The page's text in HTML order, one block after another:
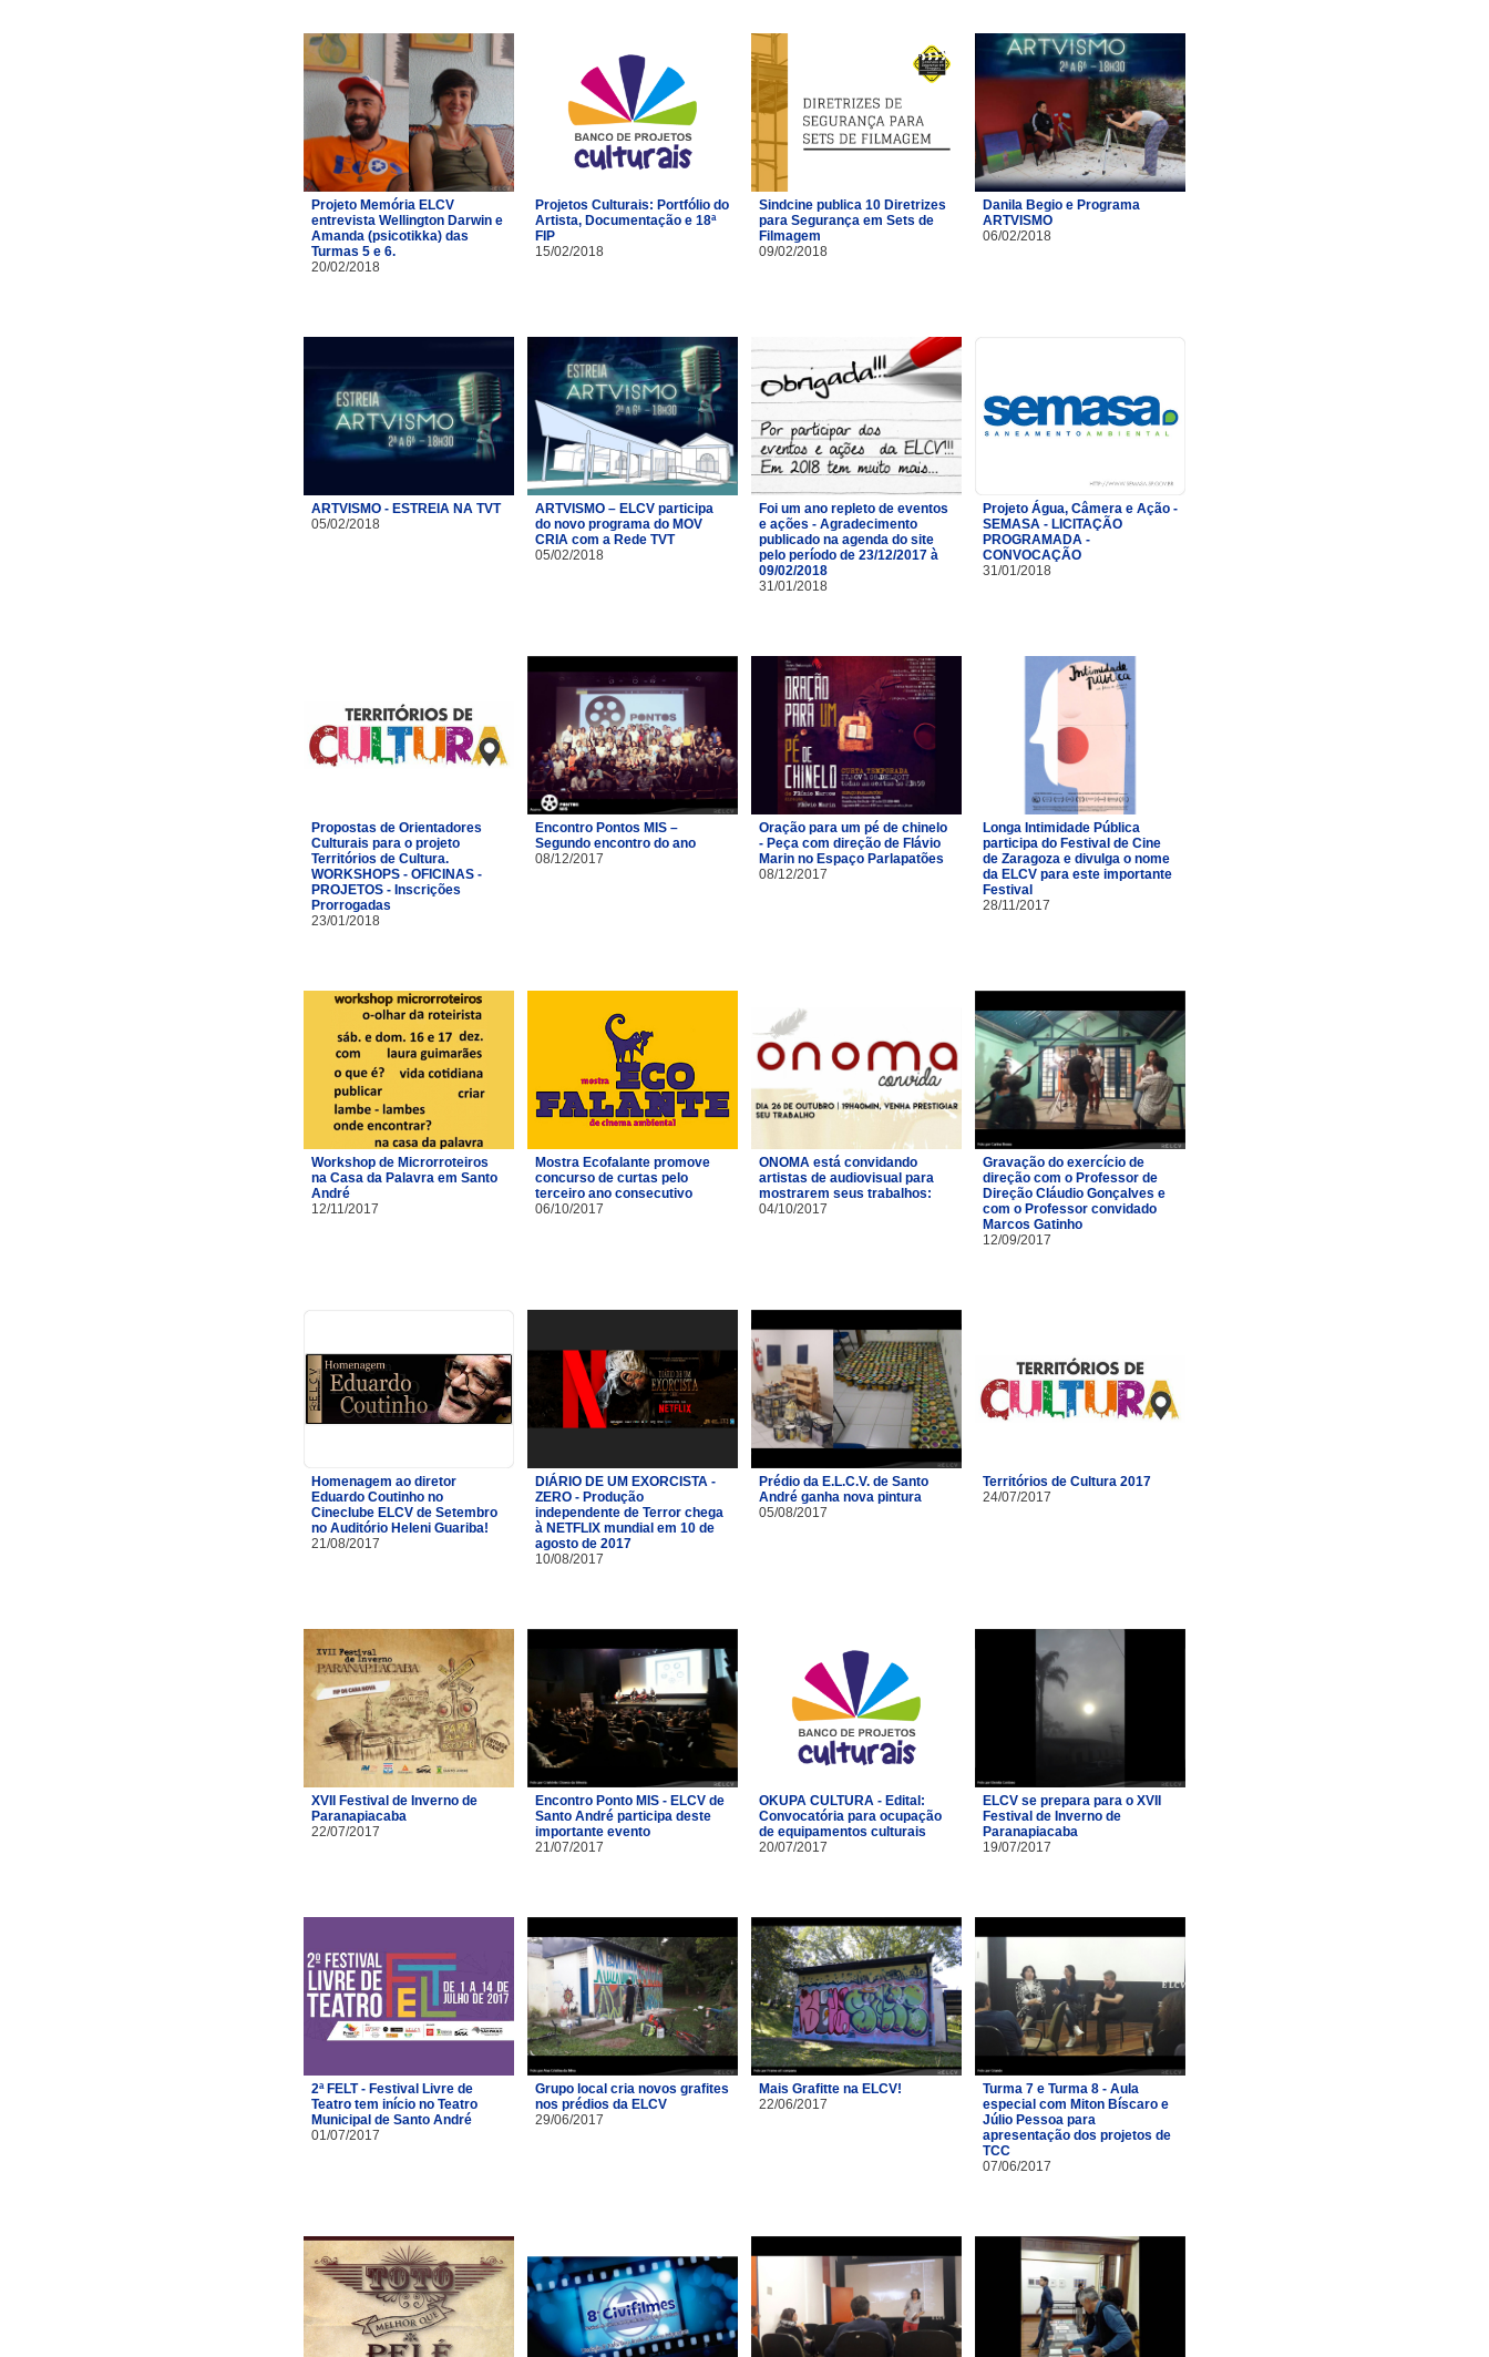
Projeto Memória ELCV
entrevista Wellington Darwin e
Amanda (psicotikka) das
Turmas 5 e 6.
20/02/2018
Projetos Culturais: Portfólio do
Artista, Documentação e 18ª
FIP
15/02/2018
Sindcine publica 10 Diretrizes
para Segurança em Sets de
Filmagem
09/02/2018
Danila Begio e Programa
ARTVISMO
06/02/2018
ARTVISMO - ESTREIA NA TVT
05/02/2018
ARTVISMO – ELCV participa
do novo programa do MOV
CRIA com a Rede TVT
05/02/2018
Foi um ano repleto de eventos
e ações - Agradecimento
publicado na agenda do site
pelo período de 23/12/2017 à
09/02/2018
31/01/2018
Projeto Água, Câmera e Ação -
SEMASA - LICITAÇÃO
PROGRAMADA -
CONVOCAÇÃO
31/01/2018
Propostas de Orientadores
Culturais para o projeto
Territórios de Cultura.
WORKSHOPS - OFICINAS -
PROJETOS - Inscrições
Prorrogadas
23/01/2018
Encontro Pontos MIS –
Segundo encontro do ano
08/12/2017
Oração para um pé de chinelo
- Peça com direção de Flávio
Marin no Espaço Parlapatões
08/12/2017
Longa Intimidade Pública
participa do Festival de Cine
de Zaragoza e divulga o nome
da ELCV para este importante
Festival
28/11/2017
Workshop de Microrroteiros
na Casa da Palavra em Santo
André
12/11/2017
Mostra Ecofalante promove
concurso de curtas pelo
terceiro ano consecutivo
06/10/2017
ONOMA está convidando
artistas de audiovisual para
mostrarem seus trabalhos:
04/10/2017
Gravação do exercício de
direção com o Professor de
Direção Cláudio Gonçalves e
com o Professor convidado
Marcos Gatinho
12/09/2017
Homenagem ao diretor
Eduardo Coutinho no
Cineclube ELCV de Setembro
no Auditório Heleni Guariba!
21/08/2017
DIÁRIO DE UM EXORCISTA -
ZERO - Produção
independente de Terror chega
à NETFLIX mundial em 10 de
agosto de 2017
10/08/2017
Prédio da E.L.C.V. de Santo
André ganha nova pintura
05/08/2017
Territórios de Cultura 2017
24/07/2017
XVII Festival de Inverno de
Paranapiacaba
22/07/2017
Encontro Ponto MIS - ELCV de
Santo André participa deste
importante evento
21/07/2017
OKUPA CULTURA - Edital:
Convocatória para ocupação
de equipamentos culturais
20/07/2017
ELCV se prepara para o XVII
Festival de Inverno de
Paranapiacaba
19/07/2017
2ª FELT - Festival Livre de
Teatro tem início no Teatro
Municipal de Santo André
01/07/2017
Grupo local cria novos grafites
nos prédios da ELCV
29/06/2017
Mais Grafitte na ELCV!
22/06/2017
Turma 7 e Turma 8 - Aula
especial com Miton Bíscaro e
Júlio Pessoa para
apresentação dos projetos de
TCC
07/06/2017